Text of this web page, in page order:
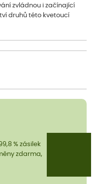
zvládnou i začínající
druhů této kvetoucí
% zásilek
zdarma,